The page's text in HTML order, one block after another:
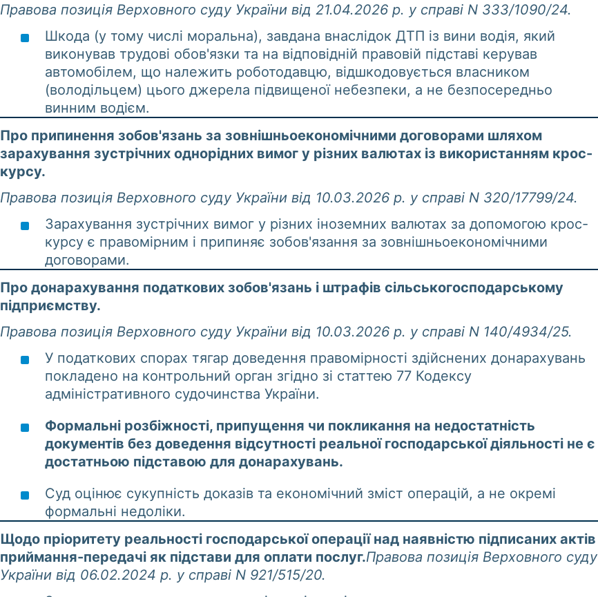
Правова позиція Верховного суду України від 21.04.2026 р. у справі N 333/1090/24.
Шкода (у тому числі моральна), завдана внаслідок ДТП із вини водія, який
виконував трудові обов'язки та на відповідній правовій підставі керував
автомобілем, що належить роботодавцю, відшкодовується власником
(володільцем) цього джерела підвищеної небезпеки, а не безпосередньо
винним водієм.
Про припинення зобов'язань за зовнішньоекономічними договорами шляхом
зарахування зустрічних однорідних вимог у різних валютах із використанням крос-
курсу.
Правова позиція Верховного суду України від 10.03.2026 р. у справі N 320/17799/24.
Зарахування зустрічних вимог у різних іноземних валютах за допомогою крос-
курсу є правомірним і припиняє зобов'язання за зовнішньоекономічними
договорами.
Про донарахування податкових зобов'язань і штрафів сільськогосподарському
підприємству.
Правова позиція Верховного суду України від 10.03.2026 р. у справі N 140/4934/25.
У податкових спорах тягар доведення правомірності здійснених донарахувань
покладено на контрольний орган згідно зі статтею 77 Кодексу
адміністративного судочинства України.
Формальні розбіжності, припущення чи покликання на недостатність
документів без доведення відсутності реальної господарської діяльності не є
достатньою підставою для донарахувань.
Суд оцінює сукупність доказів та економічний зміст операцій, а не окремі
формальні недоліки.
Щодо пріоритету реальності господарської операції над наявністю підписаних актів
приймання-передачі як підстави для оплати послуг.Правова позиція Верховного суду
України від 06.02.2024 р. у справі N 921/515/20.